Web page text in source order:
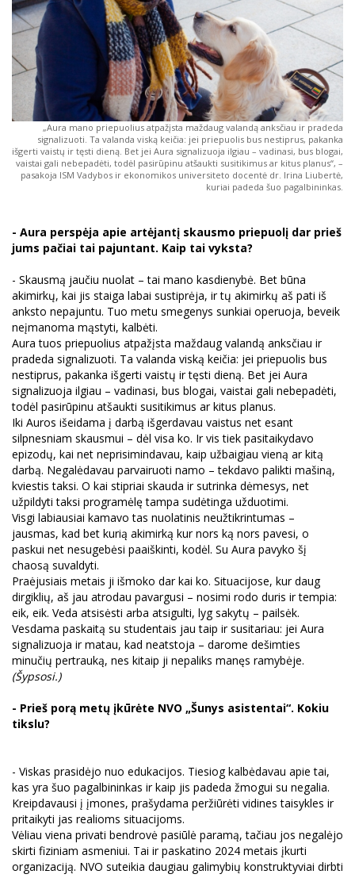
„Aura mano priepuolius atpažįsta maždaug valandą anksčiau ir pradeda
signalizuoti. Ta valanda viską keičia: jei priepuolis bus nestiprus, pakanka
išgerti vaistų ir tęsti dieną. Bet jei Aura signalizuoja ilgiau – vadinasi, bus blogai,
vaistai gali nebepadėti, todėl pasirūpinu atšaukti susitikimus ar kitus planus“, –
pasakoja ISM Vadybos ir ekonomikos universiteto docentė dr. Irina Liubertė,
kuriai padeda šuo pagalbininkas.
- Aura perspėja apie artėjantį skausmo priepuolį dar prieš
jums pačiai tai pajuntant. Kaip tai vyksta?
- Skausmą jaučiu nuolat – tai mano kasdienybė. Bet būna
akimirkų, kai jis staiga labai sustiprėja, ir tų akimirkų aš pati iš
anksto nepajuntu. Tuo metu smegenys sunkiai operuoja, beveik
neįmanoma mąstyti, kalbėti.
Aura tuos priepuolius atpažįsta maždaug valandą anksčiau ir
pradeda signalizuoti. Ta valanda viską keičia: jei priepuolis bus
nestiprus, pakanka išgerti vaistų ir tęsti dieną. Bet jei Aura
signalizuoja ilgiau – vadinasi, bus blogai, vaistai gali nebepadėti,
todėl pasirūpinu atšaukti susitikimus ar kitus planus.
Iki Auros išeidama į darbą išgerdavau vaistus net esant
silpnesniam skausmui – dėl visa ko. Ir vis tiek pasitaikydavo
epizodų, kai net neprisimindavau, kaip užbaigiau vieną ar kitą
darbą. Negalėdavau parvairuoti namo – tekdavo palikti mašiną,
kviestis taksi. O kai stipriai skauda ir sutrinka dėmesys, net
užpildyti taksi programėlę tampa sudėtinga užduotimi.
Visgi labiausiai kamavo tas nuolatinis neužtikrintumas –
jausmas, kad bet kurią akimirką kur nors ką nors pavesi, o
paskui net nesugebėsi paaiškinti, kodėl. Su Aura pavyko šį
chaosą suvaldyti.
Praėjusiais metais ji išmoko dar kai ko. Situacijose, kur daug
dirgiklių, aš jau atrodau pavargusi – nosimi rodo duris ir tempia:
eik, eik. Veda atsisėsti arba atsigulti, lyg sakytų – pailsėk.
Vesdama paskaitą su studentais jau taip ir susitariau: jei Aura
signalizuoja ir matau, kad neatstoja – darome dešimties
minučių pertrauką, nes kitaip ji nepaliks manęs ramybėje.
(Šypsosi.)
- Prieš porą metų įkūrėte NVO „Šunys asistentai“. Kokiu
tikslu?
- Viskas prasidėjo nuo edukacijos. Tiesiog kalbėdavau apie tai,
kas yra šuo pagalbininkas ir kaip jis padeda žmogui su negalia.
Kreipdavausi į įmones, prašydama peržiūrėti vidines taisykles ir
pritaikyti jas realioms situacijoms.
Vėliau viena privati bendrovė pasiūlė paramą, tačiau jos negalėjo
skirti fiziniam asmeniui. Tai ir paskatino 2024 metais įkurti
organizaciją. NVO suteikia daugiau galimybių konstruktyviai dirbti